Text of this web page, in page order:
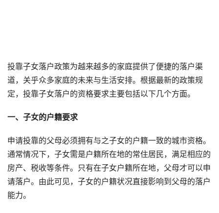
投靠子女落户政策为越来越多的家庭提供了便捷的落户渠
道，关乎众多家庭的未来与生活安排。根据最新的政策规
定，投靠子女落户的资格要求主要包括以下几个方面。
一、子女的户籍要求
申请投靠的父母必须拥有与之子女的户籍一致的城市资格。
通常情况下，子女需是户籍所在地的常住居民，满足相应的
房产、税收等条件。只有在子女户籍所在地，父母才可以申
请落户。由此可见，子女的户籍状况直接影响到父母的落户
能力。